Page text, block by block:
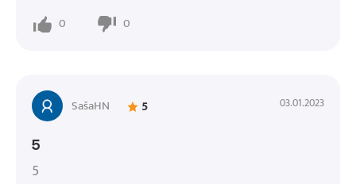
0 0
SašaHN 5 03.01.2023
5
5